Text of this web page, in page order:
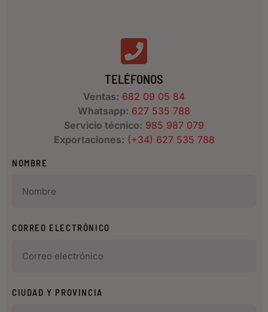
TELÉFONOS
Ventas: 682 09 05 84
Whatsapp: 627 535 788
Servicio técnico: 985 987 079
Exportaciones: (+34) 627 535 788
NOMBRE
CORREO ELECTRÓNICO
CIUDAD Y PROVINCIA